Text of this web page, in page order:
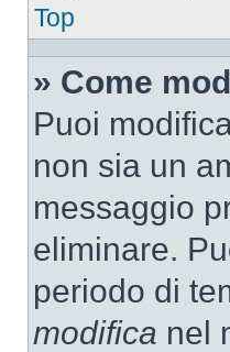
Top
» Come
Puoi
non sia un
messaggio
eliminare.
periodo di
modifica nel